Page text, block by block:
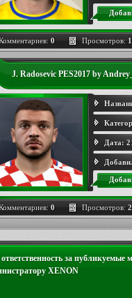
0 Просмотров:
J. Radosevic PES2017 by
Дата:
0 Просмотров:
за публикуемые
XENON